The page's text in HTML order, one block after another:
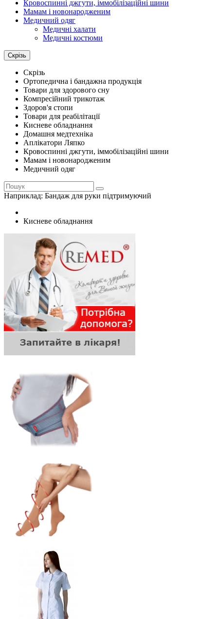
Кровоспинні джгути, іммобілізаційні шини
Мамам і новонародженим
Медичний одяг
Медичні халати
Медичні костюми
Скрізь
Скрізь
Ортопедична і бандажна продукція
Товари для здорового сну
Компресійний трикотаж
Здоров'я стопи
Товари для реабілітації
Кисневе обладнання
Домашня медтехніка
Аплікатори Ляпко
Кровоспинні джгути, іммобілізаційні шини
Мамам і новонародженим
Медичний одяг
Наприклад: Бандаж для руки підтримуючий
Кисневе обладнання